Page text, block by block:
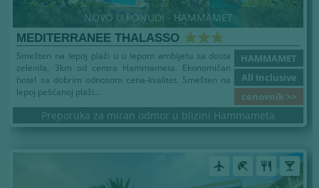
NOVO U PONUDI - HAMMAMET
MEDITERRANEE THALASSO
HAMMAMET
All Inclusive
cenovnik >>
Smešten na lepoj plaži u u lepom ambijetu sa dosta
zelenila, 3km od centra Hammameta. Ekonomičan
hotel sa dobrim odnosom cena-kvalitet. Smešten na
lepoj pešćanoj plaži...
Preporuka za miran odmor u blizini Hammameta
airplanemode_active beach_access restaurant local_bar